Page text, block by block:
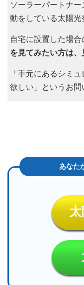
ソーラーパートナ
動をしている太陽光
自宅に設置した場合
を見てみたい方は、
「手元にあるシミ
欲しい」というお問